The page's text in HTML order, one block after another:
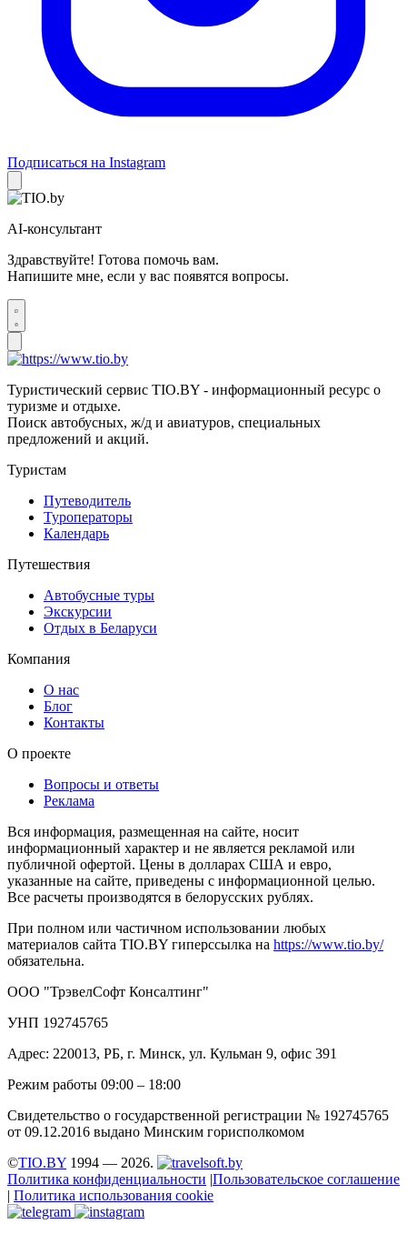
Подписаться на Instagram
AI-консультант
Здравствуйте! Готова помочь вам.
Напишите мне, если у вас появятся вопросы.
Туристический сервис TIO.BY - информационный ресурс о
туризме и отдыхе.
Поиск автобусных, ж/д и авиатуров, специальных
предложений и акций.
Туристам
Путеводитель
Туроператоры
Календарь
Путешествия
Автобусные туры
Экскурсии
Отдых в Беларуси
Компания
О нас
Блог
Контакты
О проекте
Вопросы и ответы
Реклама
Вся информация, размещенная на сайте, носит
информационный характер и не является рекламой или
публичной офертой. Цены в долларах США и евро,
указанные на сайте, приведены с информационной целью.
Все расчеты производятся в белорусских рублях.
При полном или частичном использовании любых
материалов сайта TIO.BY гиперссылка на https://www.tio.by/
обязательна.
ООО "ТрэвелСофт Консалтинг"
УНП 192745765
Адрес: 220013, РБ, г. Минск, ул. Кульман 9, офис 391
Режим работы 09:00 – 18:00
Свидетельство о государственной регистрации № 192745765
от 09.12.2016 выдано Минским горисполкомом
©TIO.BY 1994 — 2026.
Политика конфиденциальности |Пользовательское соглашение
| Политика использования cookie